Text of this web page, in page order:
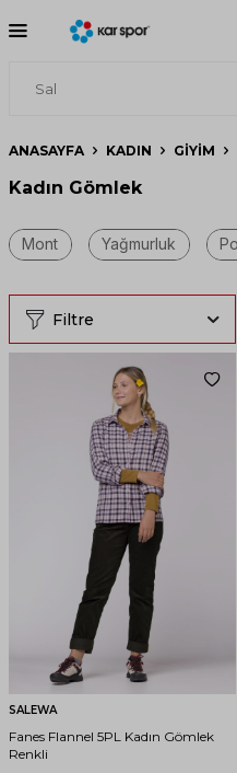
ANASAYFA KADIN GIYIM
Kadın Gömlek
Filtre
SALEWA
Fanes Flannel 5PL Kadın Gömlek
Renkli